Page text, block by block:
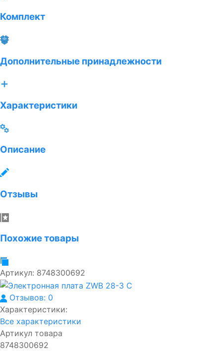
Комплект
Дополнительные принадлежности
Характеристики
Описание
Отзывы
Похожие товары
Артикул: 8748300692
Отзывов: 0
Характеристики:
Все характеристики
Артикул товара
8748300692